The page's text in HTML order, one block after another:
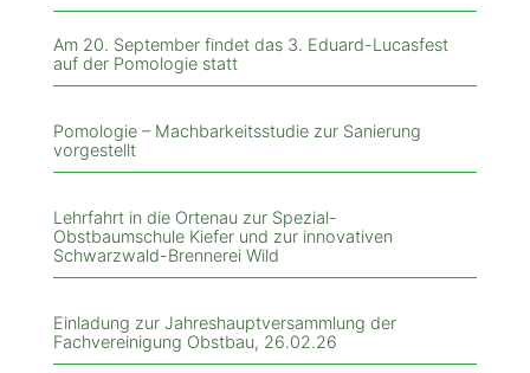
Am 20. September findet das 3. Eduard-Lucasfest
auf der Pomologie statt
Pomologie – Machbarkeitsstudie zur Sanierung
vorgestellt
Lehrfahrt in die Ortenau zur Spezial-
Obstbaumschule Kiefer und zur innovativen
Schwarzwald-Brennerei Wild
Einladung zur Jahreshauptversammlung der
Fachvereinigung Obstbau, 26.02.26